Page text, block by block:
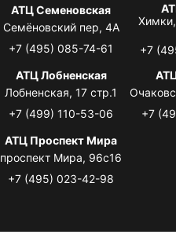
АТЦ Семеновская
Семёновский пер, 4А
+7 (495) 085-74-61
+7
АТЦ Лобненская
Лобненская, 17 стр.1
+7 (499) 110-53-06
+7
АТЦ Проспект Мира
проспект Мира, 96с16
+7 (495) 023-42-98